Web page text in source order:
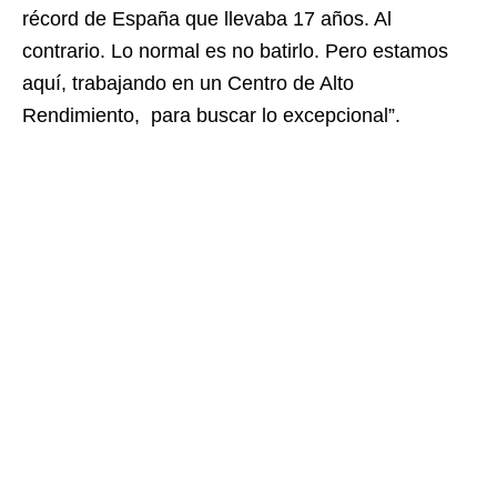
récord de España que llevaba 17 años. Al
contrario. Lo normal es no batirlo. Pero estamos
aquí, trabajando en un Centro de Alto
Rendimiento, para buscar lo excepcional”.